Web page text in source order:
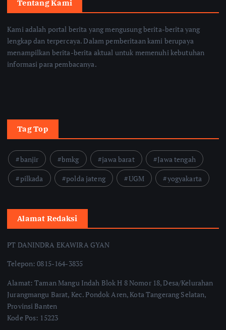
Tentang Kami
Kami adalah portal berita yang mengusung berita-berita yang
lengkap dan terpercaya. Dalam pemberitaan kami berupaya
menampilkan berita-berita aktual untuk memenuhi kebutuhan
informasi para pembacanya.
Tag Top
banjir bmkg jawa barat
Jawa tengah
pilkada
polda jateng UGM yogyakarta
Alamat Redaksi
PT DANINDRA EKAWIRA GYAN
Telepon: 0815-164-3835
Alamat: Taman Mangu Indah Blok H 8 Nomor 18, Desa/Kelurahan
Jurangmangu Barat, Kec. Pondok Aren, Kota Tangerang Selatan,
Provinsi Banten
Kode Pos: 15223